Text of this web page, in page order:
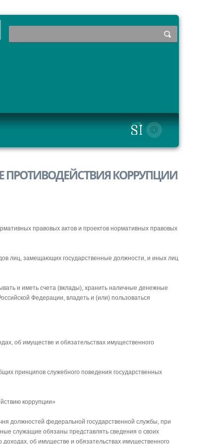
ПРОТИВОДЕЙСТВИЯ КОРРУПЦИИ
правовых актов и проектов нормативных правовых
лиц, замещающих государственные должности, и иных лиц
и иметь счета (вклады), хранить наличные денежные
Федерации, владеть и (или) пользоваться
об имуществе и обязательствах имущественного
принципов служебного поведения государственных
коррупции»
должностей федеральной государственной службы, при
служащие обязаны представлять сведения о своих
об имуществе и обязательствах имущественного